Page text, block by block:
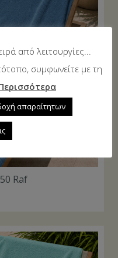
Raf
από λειτουργίες...
συμφωνείτε με τη
απαραίτητων